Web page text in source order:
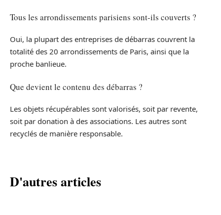
Tous les arrondissements parisiens sont-ils couverts ?
Oui, la plupart des entreprises de débarras couvrent la
totalité des 20 arrondissements de Paris, ainsi que la
proche banlieue.
Que devient le contenu des débarras ?
Les objets récupérables sont valorisés, soit par revente,
soit par donation à des associations. Les autres sont
recyclés de manière responsable.
D'autres articles